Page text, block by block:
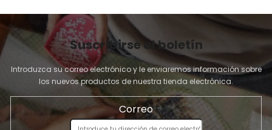
Suscribirse al boletín
Introduzca su correo electrónico y le enviaremos información sobre
los nuevos productos de nuestra tienda electrónica.
Correo